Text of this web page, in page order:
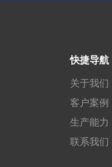
快捷导航
关于我们
客户案例
生产能力
联系我们